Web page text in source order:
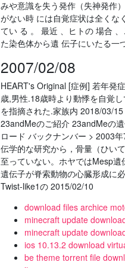
みや意識を失う発作（失神発作
がない時 には自覚症状は全くな
てい る 。 最近 、ヒトの 場合
た染色体から遺 伝子にいたる一
2007/02/08
HEART's Original [症例] 若年発
歳,男性.18歳時より動悸を自覚
を指摘された.家族内 2018/03/
23andMeのご紹介 23andMeの
ロード バックナンバー > 2003
伝学的な研究から，骨量（ひい
至っていない。ホヤではMesp
遺伝子が脊索動物の心臓形成に
Twist-like1の 2015/02/10
download files archice
minecraft update
minecraft update
ios 10.13.2 download
be theme torrent file